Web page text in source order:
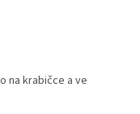
na krabičce a ve